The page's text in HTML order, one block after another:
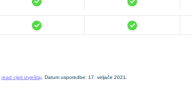
read cijeli izvještaj. Datum usporedbe: 17. veljače 2021.